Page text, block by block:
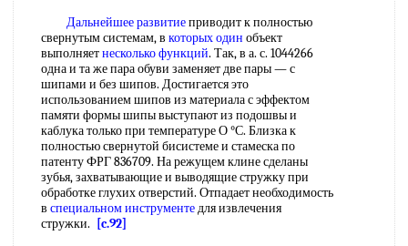
Дальнейшее развитиеприводит к полностью
свернутым системам, в которых один объект
выполняетнесколько функций. Так, в а. с. 1044266
одна и та же пара обуви заменяет две пары — с
шипами и без шипов. Достигается это
использованием шипов из материала с эффектом
памяти формы шипы выступают из подошвы и
каблука только при температуре О °С. Близка к
полностью свернутой бисистеме и стамеска по
патенту ФРГ 836709. На режущем клине сделаны
зубья, захватывающие и выводящие стружку при
обработке глухих отверстий. Отпадает необходимость
в специальном инструментедля извлечения
стружки.
[c.92]